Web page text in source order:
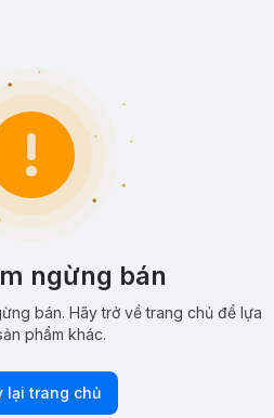
ngừng bán
bán. Hãy trở về trang chủ để lựa
phẩm khác.
lại trang chủ